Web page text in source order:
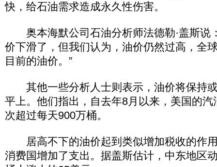
快，给石油需求造成永久性伤害。
奥本海默公司石油分析师法德勒·盖斯说
价下滑了，但我们认为，油价仍然过高，全
目前的油价。”
其他一些分析人士则表示，油价将保持
平上。他们指出，自去年8月以来，美国的
次超过每天900万桶。
居高不下的油价起到类似增加税收的作
消费国增加了支出。据盖斯估计，中东地区